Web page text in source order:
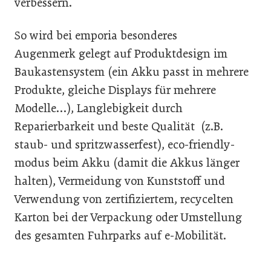
So wird bei emporia besonderes
Augenmerk gelegt auf Produktdesign im
Baukastensystem (ein Akku passt in mehrere
Produkte, gleiche Displays für mehrere
Modelle…), Langlebigkeit durch
Reparierbarkeit und beste Qualität (z.B.
staub- und spritzwasserfest), eco-friendly-
modus beim Akku (damit die Akkus länger
halten), Vermeidung von Kunststoff und
Verwendung von zertifiziertem, recycelten
Karton bei der Verpackung oder Umstellung
des gesamten Fuhrparks auf e-Mobilität.